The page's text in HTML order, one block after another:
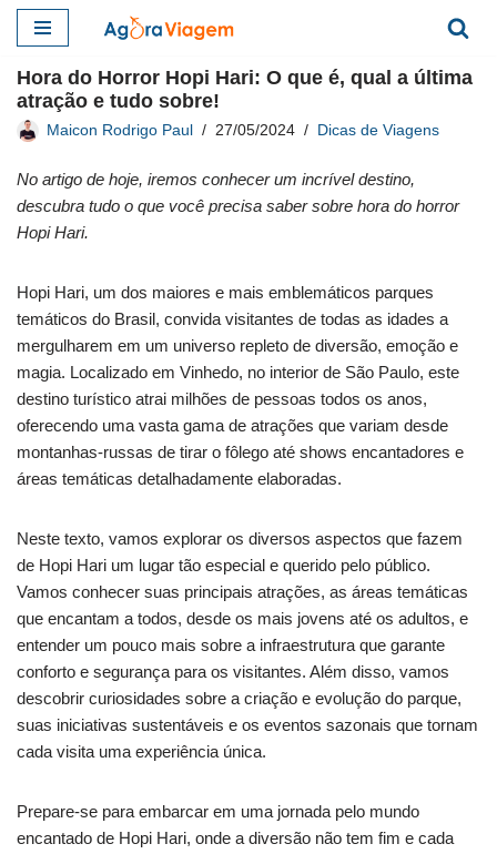
para
o
conteúdo
Hora do Horror Hopi Hari: O que é, qual a última
atração e tudo sobre!
Maicon Rodrigo Paul 27/05/2024 Dicas de Viagens
No artigo de hoje, iremos conhecer um incrível destino,
descubra tudo o que você precisa saber sobre hora do horror
Hopi Hari.
Hopi Hari, um dos maiores e mais emblemáticos parques
temáticos do Brasil, convida visitantes de todas as idades a
mergulharem em um universo repleto de diversão, emoção e
magia. Localizado em Vinhedo, no interior de São Paulo, este
destino turístico atrai milhões de pessoas todos os anos,
oferecendo uma vasta gama de atrações que variam desde
montanhas-russas de tirar o fôlego até shows encantadores e
áreas temáticas detalhadamente elaboradas.
Neste texto, vamos explorar os diversos aspectos que fazem
de Hopi Hari um lugar tão especial e querido pelo público.
Vamos conhecer suas principais atrações, as áreas temáticas
que encantam a todos, desde os mais jovens até os adultos, e
entender um pouco mais sobre a infraestrutura que garante
conforto e segurança para os visitantes. Além disso, vamos
descobrir curiosidades sobre a criação e evolução do parque,
suas iniciativas sustentáveis e os eventos sazonais que tornam
cada visita uma experiência única.
Prepare-se para embarcar em uma jornada pelo mundo
encantado de Hopi Hari, onde a diversão não tem fim e cada